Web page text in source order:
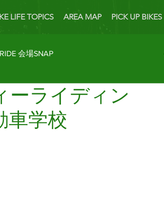
LIFE TOPICS AREA MAP PICK UP BIKES
会場SNAP
ミング Enjoy Bike
ーライディン
車学校